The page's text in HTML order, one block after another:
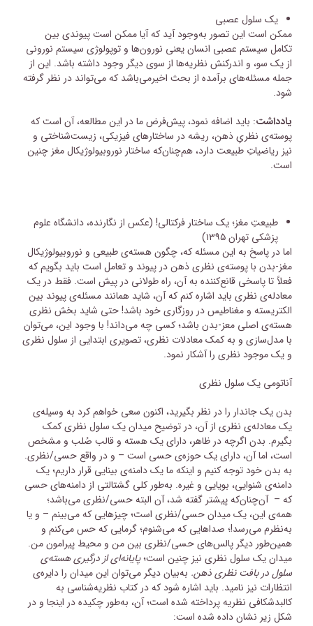
یک سلول عصبی
ممکن است این تصور به‌وجود آید که آیا ممکن است پیوندی بین
تکامل سیستم عصبی انسان یعنی نورون‌ها و توپولوژی سیستم نورونی
از یک سو، و اندرکنش نظریه‌ها از سوی دیگر وجود داشته باشد. این از
جمله مسئله‌های برآمده از بحث اخیرمی‌باشد که می‌تواند در نظر گرفته
شود.
یادداشت: باید اضافه نمود، پیش‌فرض ما در این مطالعه، آن است که
پوسته‌ی نظریِ ذهن، ریشه در ساختارهای فیزیکی، زیست‌شناختی و
نیز ریاضیاتِ طبیعت دارد، هم‌چنان‌که ساختار نوروبیولوژیکال مغز چنین
است.
طبیعتِ مغز؛ یک ساختار فرکتالی! (عکس از نگارنده، دانشگاه علوم
پزشکی تهران ۱۳۹۵)
اما در پاسخ به این مسئله که، چگون هسته‌ی طبیعی و نوروبیولوژیکال
مغز-بدن با پوسته‌ی نظری ذهن در پیوند و تعامل است باید بگویم که
فعلاً تا پاسخی قانع‌کننده به آن، راه طولانی در پیش است. فقط در یک
معادله‌ی نظری باید اشاره کنم که آن، شاید همانند مسئله‌ی پیوند بین
الکتریسته و مغناطیس در روزگاری خود باشد! حتی شاید بخش نظری
هسته‌ی اصلی معز-بدن باشد؛ کسی چه می‌داند! با وجود این، می‌توان
با مدل‌سازی و به کمک معادلات نظری، تصویری ابتدایی از سلول نظری
و یک موجود نظری را آشکار نمود.
آناتومی یک سلول نظری
بدن یک جاندار را در نظر بگیرید، اکنون سعی خواهم کرد به وسیله‌ی
یک معادله‌ی نظری از آن، در توضیح میدان یک سلول نظری کمک
بگیرم. بدن اگرچه در ظاهر، دارای یک هسته و قالب صُلب و مشخص
است، اما آن، دارای یک حوزه‌ی حسی است – و در واقع حسی/نظری.
به بدن خود توجه کنیم و اینکه ما یک دامنه‌ی بینایی قرار داریم؛ یک
دامنه‌ی شنوایی، بویایی و غیره. به‌طور کلی گشتالتی از دامنه‌های حسی
که – آن‌چنان‌که پیشتر گفته شد، آن البته حسی/نظری می‌باشد؛
همه‌ی این، یک میدان حسی/نظری است؛ چیزهایی که می‌بینم – و یا
به‌نظرم می‌رسد!؛ صداهایی که می‌شنوم؛ گرمایی که حس می‌کنم و
همین‌طور دیگر پالس‌های حسی/نظری بین من و محیط پیرامون من.
میدان یک سلول نظری نیز چنین است؛پایانه‌ای از درگیری هسته‌ی
سلول در بافت نظری ذهن. به‌بیان دیگر می‌توان این میدان را دایره‌ی
انتظارات نیز نامید. باید اشاره شود که در کتاب نظریه‌شناسی به
کالبدشکافی نظریه پرداخته شده است؛ آن، به‌طور چکیده در اینجا و در
شکل زیر نشان داده شده است: